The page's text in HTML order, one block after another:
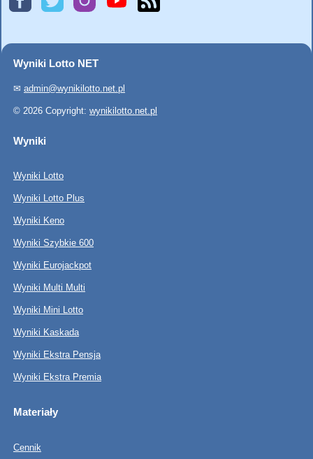
Wyniki Lotto NET
✉ admin@wynikilotto.net.pl
© 2026 Copyright: wynikilotto.net.pl
Wyniki
Wyniki Lotto
Wyniki Lotto Plus
Wyniki Keno
Wyniki Szybkie 600
Wyniki Eurojackpot
Wyniki Multi Multi
Wyniki Mini Lotto
Wyniki Kaskada
Wyniki Ekstra Pensja
Wyniki Ekstra Premia
Materiały
Cennik